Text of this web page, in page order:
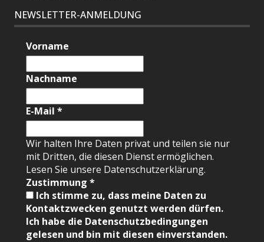
NEWSLETTER-ANMELDUNG
Vorname
Nachname
E-Mail*
Wir halten Ihre Daten privat und teilen sie nur
mit Dritten, die diesen Dienst ermöglichen.
Lesen Sie unsere Datenschutzerklärung.
Zustimmung*
Ich stimme zu, dass meine Daten zu
Kontaktzwecken genutzt werden dürfen.
Ich habe die Datenschutzbedingungen
gelesen und bin mit diesen einverstanden.